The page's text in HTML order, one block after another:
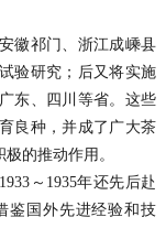
徽祁门、浙江成嵊县
验研究；后又将实施
东、四川等省。这些
良种，并成了广大茶
的推动作用。
～1935年还先后赴
鉴国外先进经验和技